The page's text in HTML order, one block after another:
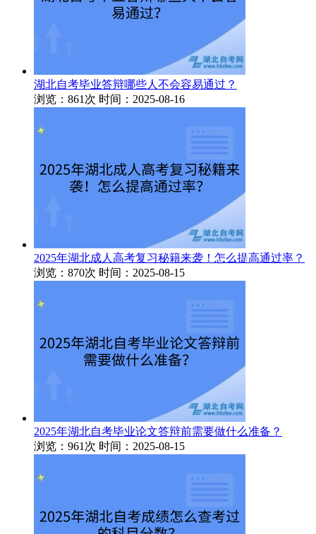
湖北自考毕业答辩哪些人不会容易通过？
浏览：861次 时间：2025-08-16
2025年湖北成人高考复习秘籍来袭！怎么提高通过率？
浏览：870次 时间：2025-08-15
2025年湖北自考毕业论文答辩前需要做什么准备？
浏览：961次 时间：2025-08-15